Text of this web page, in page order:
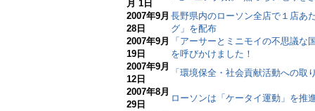
月 1日
2007年9月
28日
長野県内のローソン全店で１店あ
グ」を配布
2007年9月
19日
「アーサーとミニモイの不思議
を呼びかけました！
2007年9月
12日
「環境保全・社会貢献活動への
2007年8月
29日
ローソンは「ケータイ運動」を推